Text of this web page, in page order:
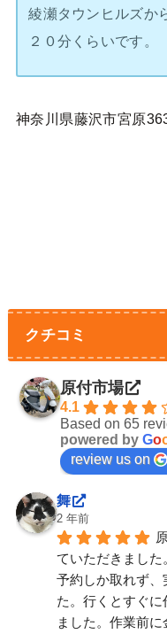
綾瀬タウンヒルズか
２０分くらいです。
神奈川県藤沢市宮原
クチコミ
原付市場
4.1
Based on 65
powered by Go
review us on
舞
2 年前
ていただきまし
予約しか取れず、
た。行くとすぐに
ました。作業前